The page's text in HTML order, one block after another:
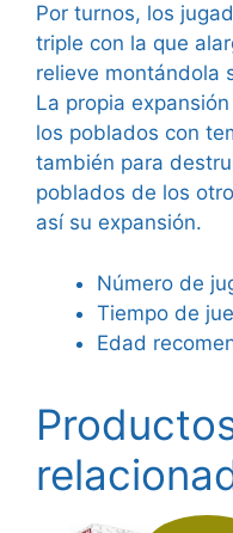
Por turnos, los
triple con la que
relieve montándola
La propia
los poblados con
también para
poblados de los
así su expansión.
Número de
Tiempo de
Edad